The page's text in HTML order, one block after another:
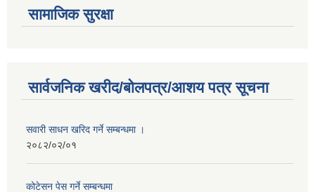
सामाजिक सुरक्षा
सार्वजनिक खरीद/बोलपत्र/आशय पत्र सूचना
सवारी साधन खरिद गर्ने सम्बन्धमा ।
२०८२/०२/०१
कोटेसन पेस गर्ने सम्बन्धमा